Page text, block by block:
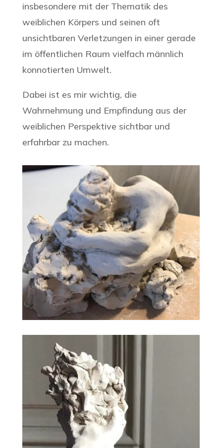
insbesondere mit der Thematik des
weiblichen Körpers und seinen oft
unsichtbaren Verletzungen in einer gerade
im öffentlichen Raum vielfach männlich
konnotierten Umwelt.
Dabei ist es mir wichtig, die
Wahrnehmung und Empfindung aus der
weiblichen Perspektive sichtbar und
erfahrbar zu machen.